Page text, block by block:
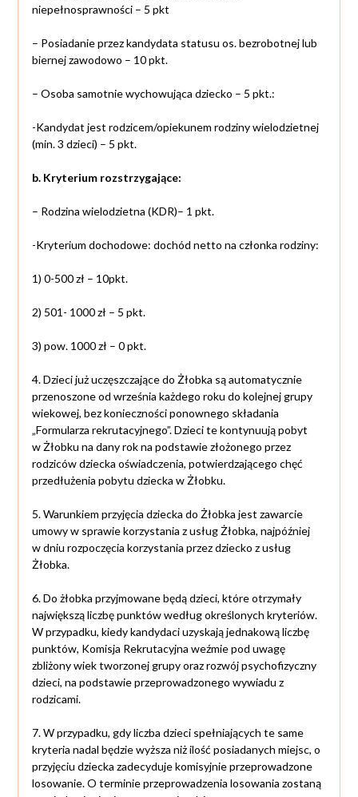
niepełnosprawności – 5 pkt
– Posiadanie przez kandydata statusu os. bezrobotnej lub
biernej zawodowo – 10 pkt.
– Osoba samotnie wychowująca dziecko – 5 pkt.:
-Kandydat jest rodzicem/opiekunem rodziny wielodzietnej
(min. 3 dzieci) – 5 pkt.
b. Kryterium rozstrzygające:
– Rodzina wielodzietna (KDR)– 1 pkt.
-Kryterium dochodowe: dochód netto na członka rodziny:
1) 0-500 zł – 10pkt.
2) 501- 1000 zł – 5 pkt.
3) pow. 1000 zł – 0 pkt.
4. Dzieci już uczęszczające do Żłobka są automatycznie
przenoszone od września każdego roku do kolejnej grupy
wiekowej, bez konieczności ponownego składania
„Formularza rekrutacyjnego”. Dzieci te kontynuują pobyt
w Żłobku na dany rok na podstawie złożonego przez
rodziców dziecka oświadczenia, potwierdzającego chęć
przedłużenia pobytu dziecka w Żłobku.
5. Warunkiem przyjęcia dziecka do Żłobka jest zawarcie
umowy w sprawie korzystania z usług Żłobka, najpóźniej
w dniu rozpoczęcia korzystania przez dziecko z usług
Żłobka.
6. Do żłobka przyjmowane będą dzieci, które otrzymały
największą liczbę punktów według określonych kryteriów.
W przypadku, kiedy kandydaci uzyskają jednakową liczbę
punktów, Komisja Rekrutacyjna weźmie pod uwagę
zbliżony wiek tworzonej grupy oraz rozwój psychofizyczny
dzieci, na podstawie przeprowadzonego wywiadu z
rodzicami.
7. W przypadku, gdy liczba dzieci spełniających te same
kryteria nadal będzie wyższa niż ilość posiadanych miejsc, o
przyjęciu dziecka zadecyduje komisyjnie przeprowadzone
losowanie. O terminie przeprowadzenia losowania zostaną